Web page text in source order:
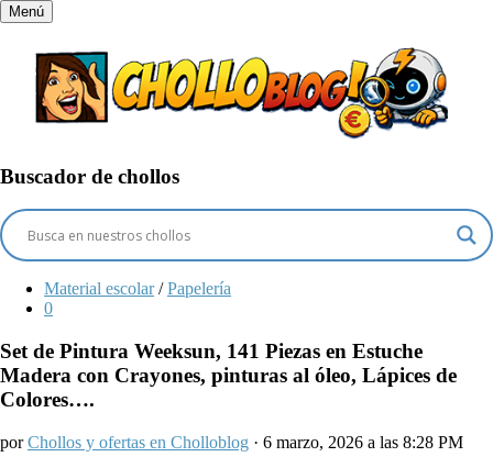
Menú
Buscador de chollos
Material escolar / Papelería
0
Set de Pintura Weeksun, 141 Piezas en Estuche
Madera con Crayones, pinturas al óleo, Lápices de
Colores….
porChollos y ofertas en Cholloblog · 6 marzo, 2026 a las 8:28 PM